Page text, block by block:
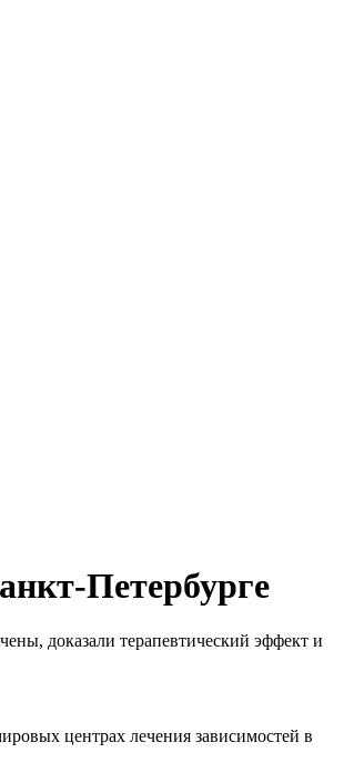
Петербурге
доказали терапевтический эффект и
центрах лечения зависимостей в